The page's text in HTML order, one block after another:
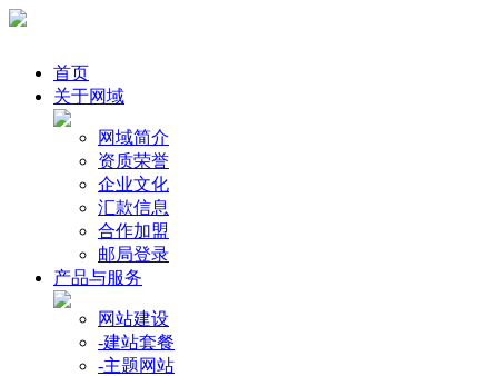
首页
关于网域
网域简介
资质荣誉
企业文化
汇款信息
合作加盟
邮局登录
产品与服务
网站建设
-建站套餐
-主题网站